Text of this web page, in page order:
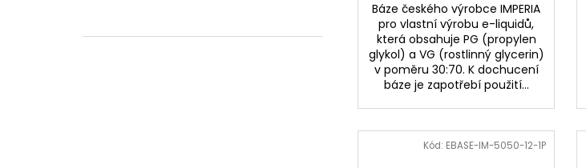
Báze českého výrobce IMPERIA
pro vlastní výrobu e-liquidů,
která obsahuje PG (propylen
glykol) a VG (rostlinný glycerin)
v poměru 30:70. K dochucení
báze je zapotřebí použití...
Kód: EBASE-IM-5050-12-1P